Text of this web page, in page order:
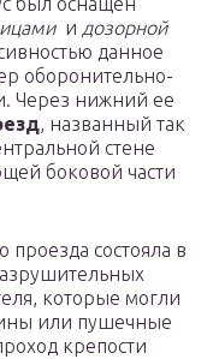
и дозорной
данное
оборонительно-
Через нижний ее
, названный так
стене
боковой части
проезда состояла в
которые могли
или пушечные
крепости